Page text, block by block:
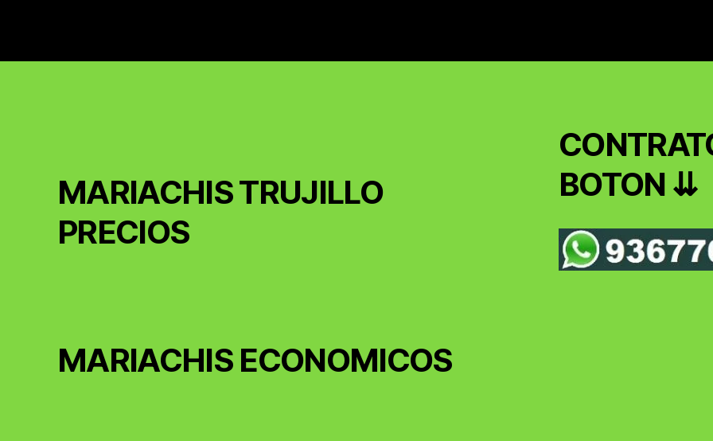
MARIACHIS TRUJILLO
PRECIOS
MARIACHIS ECONOMICOS
BOTON ⇊